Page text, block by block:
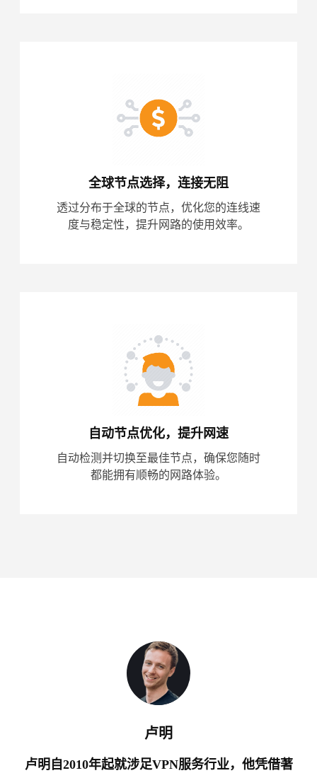
全球节点选择，连接无阻
透过分布于全球的节点，优化您的连线速
度与稳定性，提升网路的使用效率。
自动节点优化，提升网速
自动检测并切换至最佳节点，确保您随时
都能拥有顺畅的网路体验。
卢明
卢明自2010年起就涉足VPN服务行业，他凭借著